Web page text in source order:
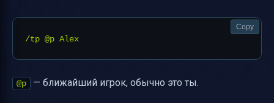
Copy
@p — ближайший игрок, обычно это ты.